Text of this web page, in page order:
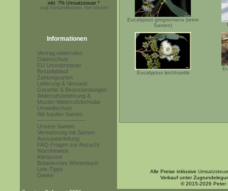
inkl. 7% Umsatzsteuer *
zzgl.Versandkosten, hier klicken
Informationen
Vertrag widerrufen
Datenschutz
EU Umsatzsteuer
Bestellablauf
Zahlungsarten
Lieferung & Versand
Garantie & Beanstandungen
Widerrufsbelehrung &
Muster-Widerrufsformular
Umweltschutz
Wir kaufen Samen
------------------------
Unsere Samen
Vermehrung mit Samen
Aussaatanleitung
FAQ-Fragen zur Anzucht
Warnhinweis
Klimazone
Botanisches Wörterbuch
Link-Tipps
Danke
Eucalyptus gregsoniana (reine
Samen)
Eucalyptus leichhardtii
Alle Preise inklusive
Verkauf unter
© 2015-2026 Peter